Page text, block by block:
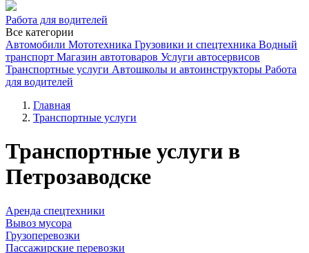
Работа для водителей
Все категории
Автомобили Мототехника Грузовики и спецтехника Водный
транспорт Магазин автотоваров Услуги автосервисов
Транспортные услуги Автошколы и автоинструкторы Работа
для водителей
Главная
Транспортные услуги
Транспортные услуги в
Петрозаводске
Аренда спецтехники
Вывоз мусора
Грузоперевозки
Пассажирские перевозки